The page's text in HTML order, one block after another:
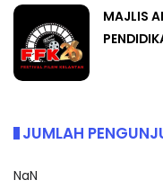
MAJLIS
JUMLAH
NaN